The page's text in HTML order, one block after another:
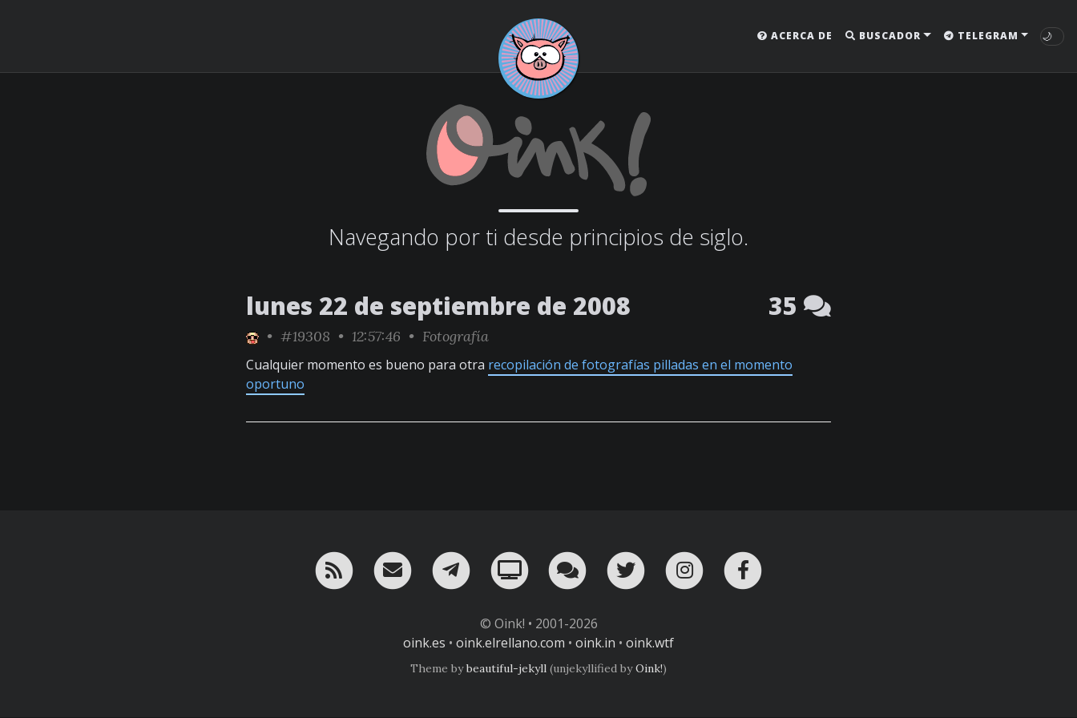
ACERCA DE BUSCADOR TELEGRAM 🌙
Navegando por ti desde principios de siglo.
lunes 22 de septiembre de 2008 35
• #19308 • 12:57:46 • Fotografía
Cualquier momento es bueno para otra recopilación de fotografías pilladas en el momento
oportuno
RSS ¡Mándame un email!
¡Nuestro canal en Telegram!
Oink! TV Charla con nosotros en Telegram
Twitter Instagram
© Oink! • 2001-2026
oink.es • oink.elrellano.com • oink.in • oink.wtf
Theme bybeautiful-jekyll (unjekyllified byOink!)